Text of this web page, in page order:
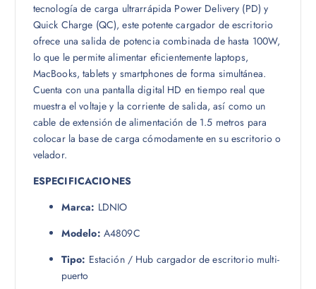
tecnología de carga ultrarrápida Power Delivery (PD) y
Quick Charge (QC), este potente cargador de escritorio
ofrece una salida de potencia combinada de hasta 100W,
lo que le permite alimentar eficientemente laptops,
MacBooks, tablets y smartphones de forma simultánea.
Cuenta con una pantalla digital HD en tiempo real que
muestra el voltaje y la corriente de salida, así como un
cable de extensión de alimentación de 1.5 metros para
colocar la base de carga cómodamente en su escritorio o
velador.
ESPECIFICACIONES
Marca: LDNIO
Modelo: A4809C
Tipo: Estación / Hub cargador de escritorio multi-
puerto